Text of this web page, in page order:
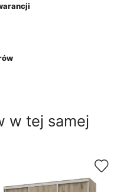
w tej samej